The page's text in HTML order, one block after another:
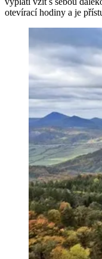
otevírací hodiny a je